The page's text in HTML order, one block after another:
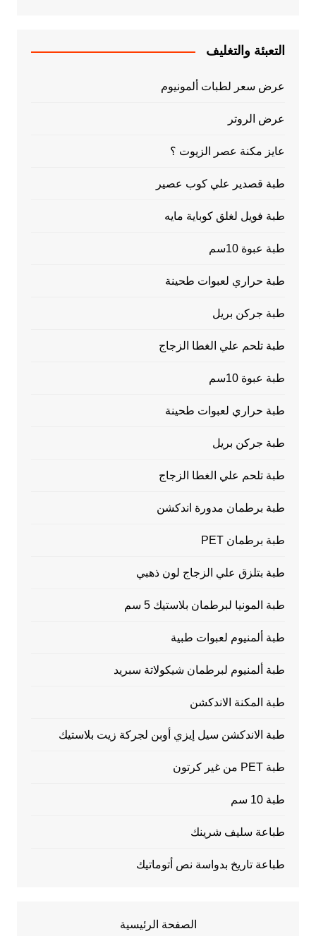
التعبئة والتغليف
عرض سعر لطبات ألمونيوم
عرض الروتر
عايز مكنة عصر الزيوت ؟
طبة قصدير علي كوب عصير
طبة فويل لغلق كوباية مايه
طبة عبوة 10سم
طبة حراري لعبوات طحينة
طبة جركن بريل
طبة تلحم علي الغطا الزجاج
طبة عبوة 10سم
طبة حراري لعبوات طحينة
طبة جركن بريل
طبة تلحم علي الغطا الزجاج
طبة برطمان مدورة اندكشن
طبة برطمان PET
طبة بتلزق علي الزجاج لون ذهبي
طبة المونيا لبرطمان بلاستيك 5 سم
طبة ألمنيوم لعبوات طبية
طبة ألمنيوم لبرطمان شيكولاتة سبريد
طبة المكنة الاندكشن
طبة الاندكشن سيل إيزي أوبن لجركة زيت بلاستيك
طبة PET من غير كرتون
طبة 10 سم
طباعة سليف شرينك
طباعة تاريخ بدواسة نص أتوماتيك
الصفحة الرئيسية